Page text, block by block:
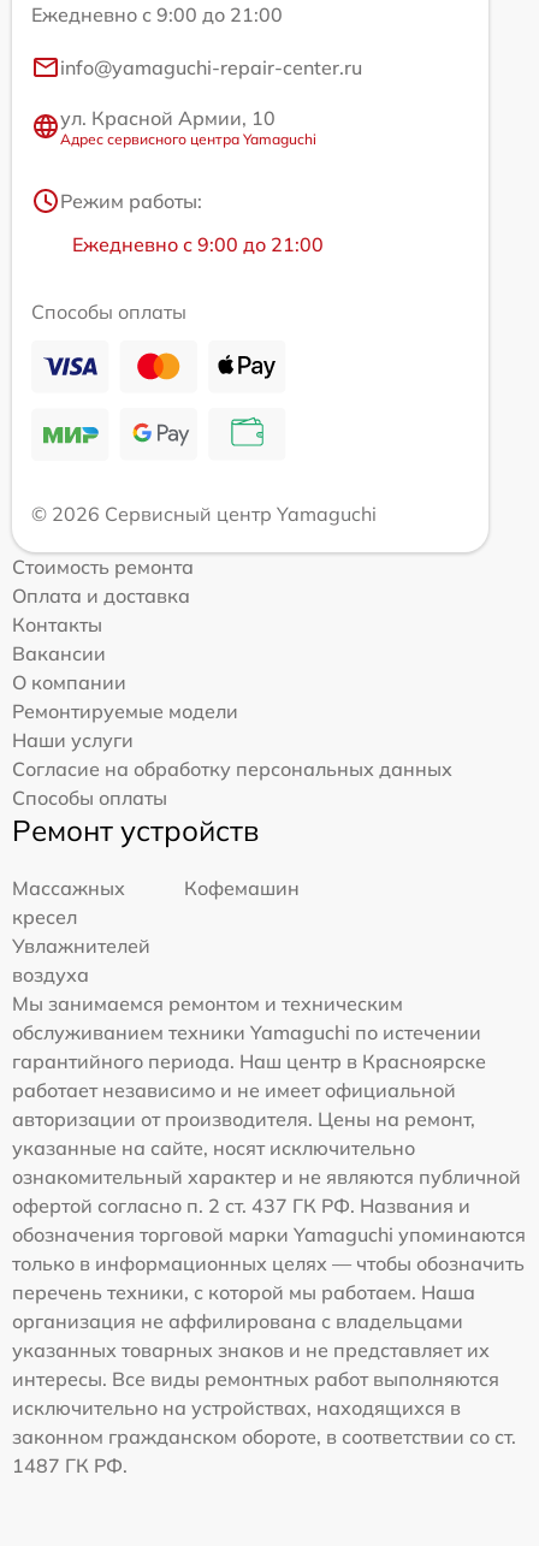
Ежедневно с 9:00 до 21:00
info@yamaguchi-repair-center.ru
ул. Красной Армии, 10
Адрес сервисного центра Yamaguchi
Режим работы:
Ежедневно с 9:00 до 21:00
Способы оплаты
© 2026 Сервисный центр Yamaguchi
Стоимость ремонта
Оплата и доставка
Контакты
Вакансии
О компании
Ремонтируемые модели
Наши услуги
Согласие на обработку персональных данных
Способы оплаты
Ремонт устройств
Массажных
кресел
Кофемашин
Увлажнителей
воздуха
Мы занимаемся ремонтом и техническим
обслуживанием техники Yamaguchi по истечении
гарантийного периода. Наш центр в Красноярске
работает независимо и не имеет официальной
авторизации от производителя. Цены на ремонт,
указанные на сайте, носят исключительно
ознакомительный характер и не являются публичной
офертой согласно п. 2 ст. 437 ГК РФ. Названия и
обозначения торговой марки Yamaguchi упоминаются
только в информационных целях — чтобы обозначить
перечень техники, с которой мы работаем. Наша
организация не аффилирована с владельцами
указанных товарных знаков и не представляет их
интересы. Все виды ремонтных работ выполняются
исключительно на устройствах, находящихся в
законном гражданском обороте, в соответствии со ст.
1487 ГК РФ.